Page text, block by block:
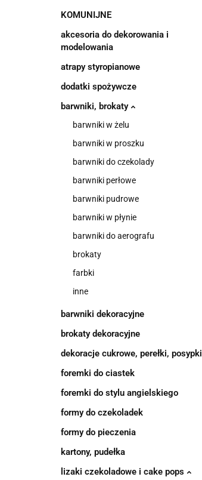
KOMUNIJNE
akcesoria do dekorowania i
modelowania
atrapy styropianowe
dodatki spożywcze
barwniki, brokaty
barwniki w żelu
barwniki w proszku
barwniki do czekolady
barwniki perłowe
barwniki pudrowe
barwniki w płynie
barwniki do aerografu
brokaty
farbki
inne
barwniki dekoracyjne
brokaty dekoracyjne
dekoracje cukrowe, perełki, posypki
foremki do ciastek
foremki do stylu angielskiego
formy do czekoladek
formy do pieczenia
kartony, pudełka
lizaki czekoladowe i cake pops